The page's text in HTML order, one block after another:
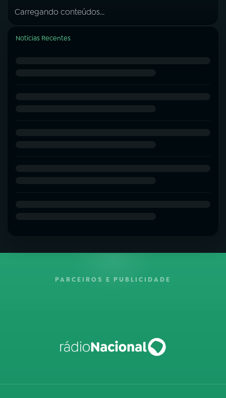
Carregando conteúdos...
Notícias Recentes
PARCEIROS E PUBLICIDADE